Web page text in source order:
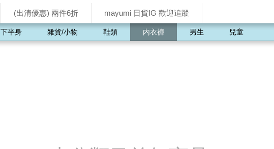
(出清優惠) 兩件6折 mayumi 日貨IG 歡迎追蹤
下半身 雜貨/小物 鞋類 内衣褲 男生 兒童